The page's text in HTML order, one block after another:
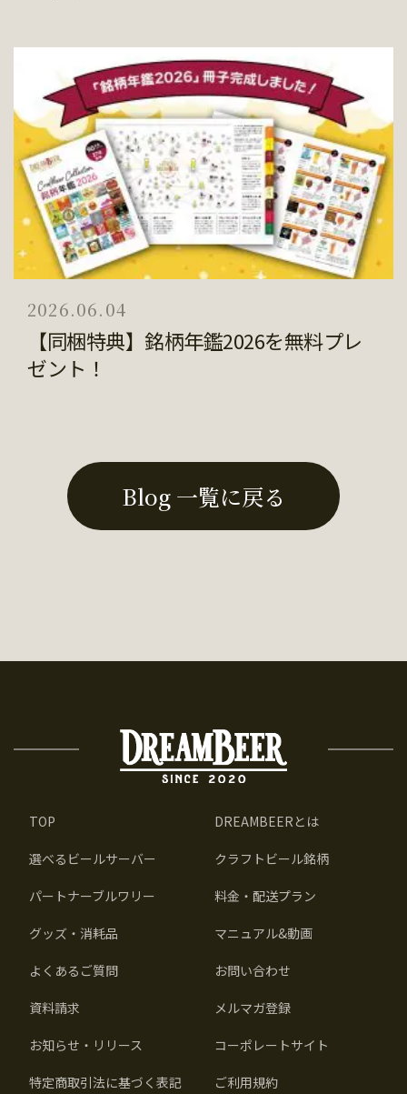
2026.06.04
【同梱特典】銘柄年鑑2026を無料プレ
ゼント！
Blog 一覧に戻る
TOP DREAMBEERとは
選べるビールサーバー クラフトビール銘柄
パートナーブルワリー 料金・配送プラン
グッズ・消耗品 マニュアル&動画
よくあるご質問 お問い合わせ
資料請求 メルマガ登録
お知らせ・リリース コーポレートサイト
特定商取引法に基づく表記 ご利用規約